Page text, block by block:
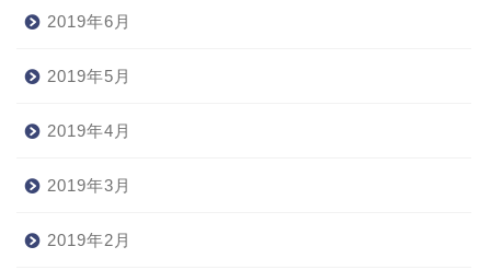
2019年6月
2019年5月
2019年4月
2019年3月
2019年2月